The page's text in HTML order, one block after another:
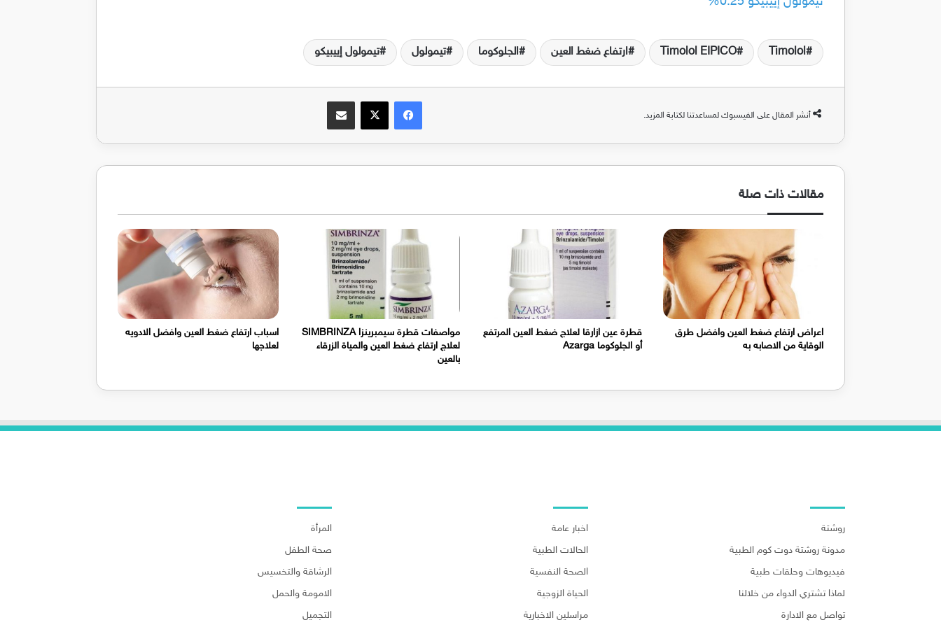
Timolol
Timolol EIPICO ارتفاع ضغط العين الجلوكوما تيمولول تيمولول إييبيكو
أنشر المقال على الفيسبوك لمساعدتنا لكتابة المزيد.
فيسبوك
مقالات ذات صلة
اعراض ارتفاع ضغط العين وافضل طرق
الوقاية من الاصابه به
قطرة عين ازارقا لعلاج ضغط العين المرتفع
أو الجلوكوما Azarga
مواصفات قطرة سيمبرينزا SIMBRINZA
لعلاج ارتفاع ضغط العين والمياة الزرقاء
بالعين
اسباب ارتفاع ضغط العين وافضل الادويه
لعلاجها
روشتة
مدونة روشتة دوت كوم الطبية
فيديوهات وحلقات طبية
لماذا تشتري الدواء من خلالنا
تواصل مع الادارة
اخبار عامة
الحالات الطبية
الصحة النفسية
الحياة الزوجية
مراسلين الاخبارية
المرأة
صحة الطفل
الرشاقة والتخسيس
الامومة والحمل
التجميل